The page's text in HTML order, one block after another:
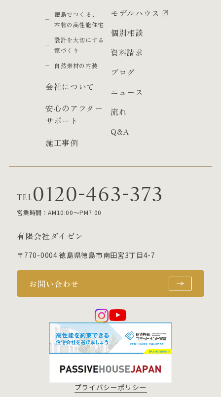
徳島でつくる、
本物の高性能住宅
設計を大切にする
家づくり
自然素材の内装
会社について
安心のアフター
サポート
施工事例
モデルハウス
個別相談
資料請求
ブログ
ニュース
流れ
Q&A
TEL0120-463-373
営業時間：AM10:00～PM7:00
有限会社ダイゼン
〒770-0004 徳島県徳島市南田宮3丁目4-7
お問い合わせ
プライバシーポリシー